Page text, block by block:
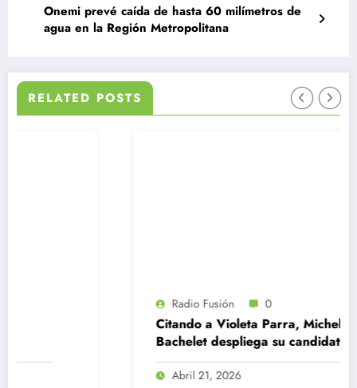
Onemi prevé caída de hasta 60 milímetros de
agua en la Región Metropolitana
RELATED POSTS
0
Citando a Violeta Parra, Michelle
Bachelet despliega su candidatura en la